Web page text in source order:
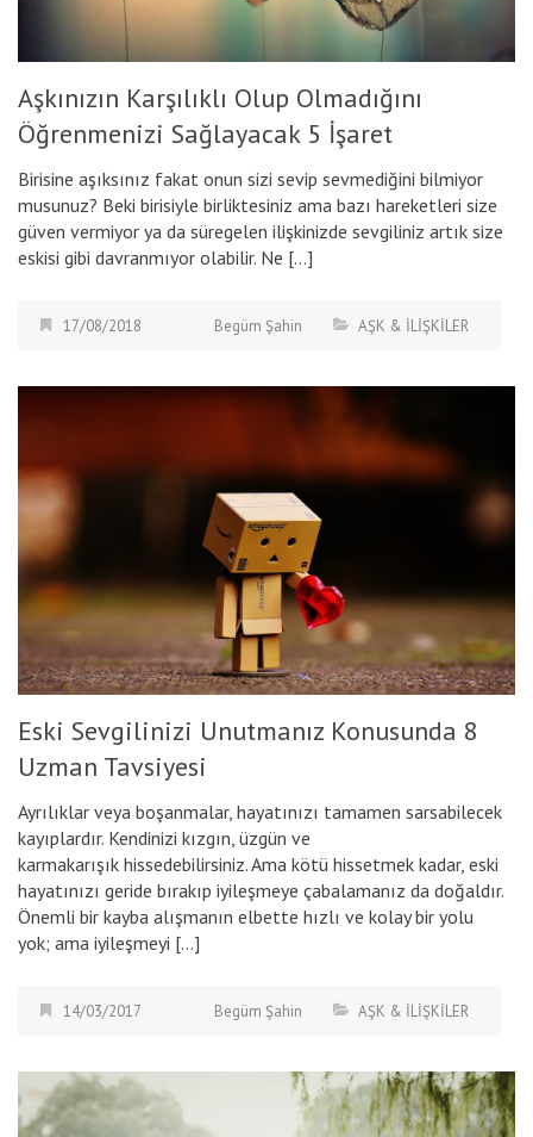
Aşkınızın Karşılıklı Olup Olmadığını
Öğrenmenizi Sağlayacak 5 İşaret
Birisine aşıksınız fakat onun sizi sevip sevmediğini bilmiyor
musunuz? Beki birisiyle birliktesiniz ama bazı hareketleri size
güven vermiyor ya da süregelen ilişkinizde sevgiliniz artık size
eskisi gibi davranmıyor olabilir. Ne […]
17/08/2018 Begüm Şahin AŞK & İLİŞKİLER
Eski Sevgilinizi Unutmanız Konusunda 8
Uzman Tavsiyesi
Ayrılıklar veya boşanmalar, hayatınızı tamamen sarsabilecek
kayıplardır. Kendinizi kızgın, üzgün ve
karmakarışık hissedebilirsiniz. Ama kötü hissetmek kadar, eski
hayatınızı geride bırakıp iyileşmeye çabalamanız da doğaldır.
Önemli bir kayba alışmanın elbette hızlı ve kolay bir yolu
yok; ama iyileşmeyi […]
14/03/2017 Begüm Şahin AŞK & İLİŞKİLER